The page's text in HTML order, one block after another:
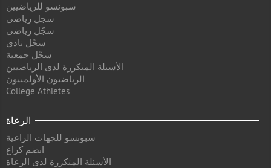
سبونسو للرياضيين
سجل رياضي
سجّل رياضي
سجّل نادي
سجّل جمعية
الأسئلة المتكررة لدى الرياضيين
الرياضيون الأولمبيون
College Athletes
الرعاة
سبونسو للجهات الراعية
انضم كراع
الأسئلة المتكررة لدى الرعاة